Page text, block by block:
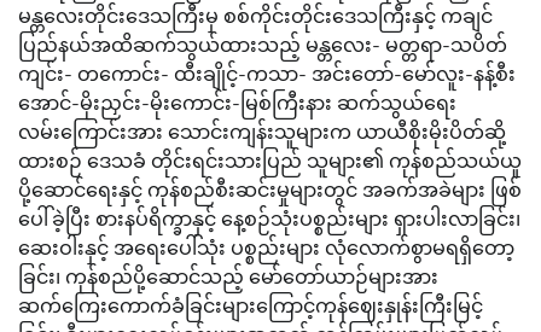
မန္တလေးတိုင်းဒေသကြီးမှ စစ်ကိုင်းတိုင်းဒေသကြီးနှင့် ကချင်
ပြည်နယ်အထိဆက်သွယ်ထားသည့် မန္တလေး- မတ္တရာ-သပိတ်
ကျင်း- တကောင်း- ထီးချိုင့်-ကသာ- အင်းတော်-မော်လူး-နန့်စီး
အောင်-မိုးညှင်း-မိုးကောင်း-မြစ်ကြီးနား ဆက်သွယ်ရေး
လမ်းကြောင်းအား သောင်းကျန်းသူများက ယာယီစိုးမိုးပိတ်ဆို့
ထားစဉ် ဒေသခံ တိုင်းရင်းသားပြည် သူများ၏ ကုန်စည်သယ်ယူ
ပို့ဆောင်ရေးနှင့် ကုန်စည်စီးဆင်းမှုများတွင် အခက်အခဲများ ဖြစ်
ပေါ်ခဲ့ပြီး စားနပ်ရိက္ခာနှင့် နေ့စဉ်သုံးပစ္စည်းများ ရှားပါးလာခြင်း၊
ဆေးဝါးနှင့် အရေးပေါ်သုံး ပစ္စည်းများ လုံလောက်စွာမရရှိတော့
ခြင်း၊ ကုန်စည်ပို့ဆောင်သည့် မော်တော်ယာဉ်များအား
ဆက်ကြေးကောက်ခံခြင်းများကြောင့်ကုန်ဈေးနှုန်းကြီးမြင့်